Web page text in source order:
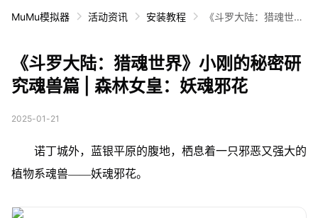
MuMu模拟器 活动资讯 安装教程
《斗罗大陆：猎魂世
邪花
《斗罗大陆：猎魂世界》小刚的秘密研
究魂兽篇 | 森林女皇：妖魂邪花
2025-01-21
诺丁城外，蓝银平原的腹地，栖息着一只邪恶又强大的
植物系魂兽——妖魂邪花。